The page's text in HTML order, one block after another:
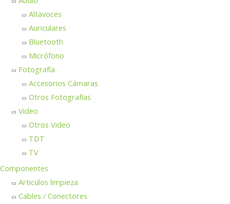
Altavoces
Auriculares
Bluetooth
Micrófono
Fotografía
Accesorios Cámaras
Otros Fotografías
Video
Otros Video
TDT
TV
Componentes
Articulos limpieza
Cables / Conectores